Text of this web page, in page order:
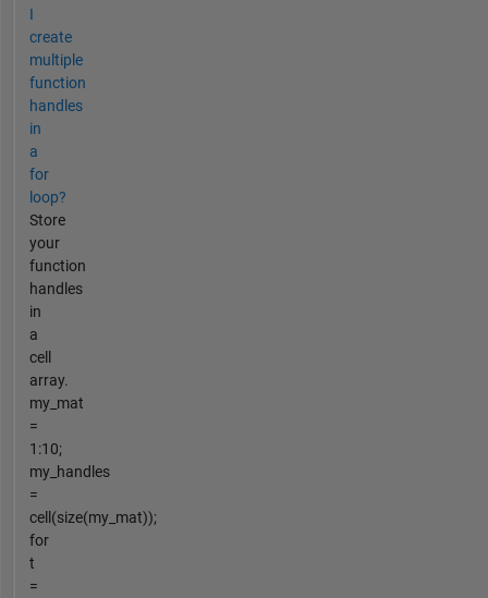
I
create
multiple
function
handles
in
a
for
loop?
Store
your
function
handles
in
a
cell
array.
my_mat
=
1:10;
my_handles
=
cell(size(my_mat));
for
t
=